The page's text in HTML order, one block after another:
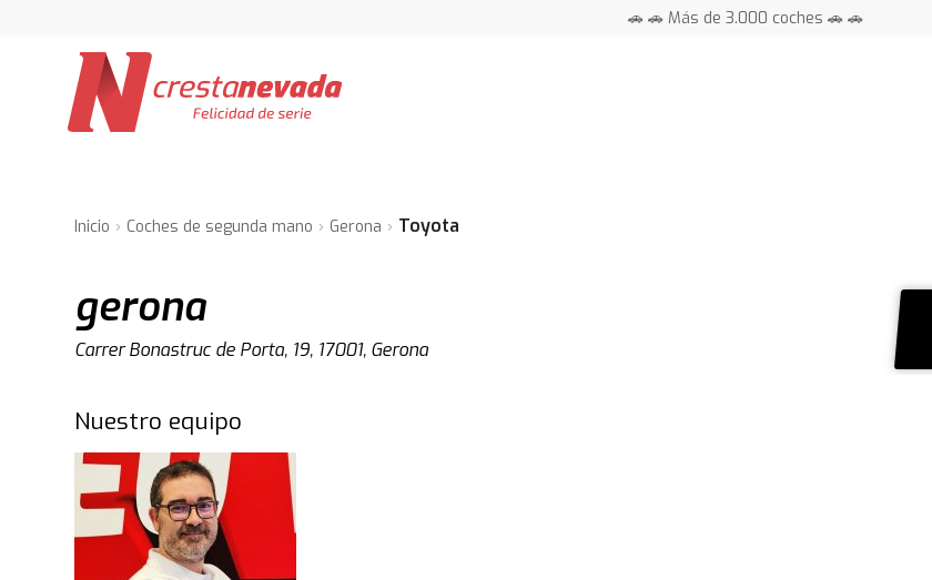
🚗 🚗 Más de 3.000 coches 🚗 🚗
Inicio Coches de segunda mano Gerona Toyota
gerona
Carrer Bonastruc de Porta, 19, 17001, Gerona
Nuestro equipo